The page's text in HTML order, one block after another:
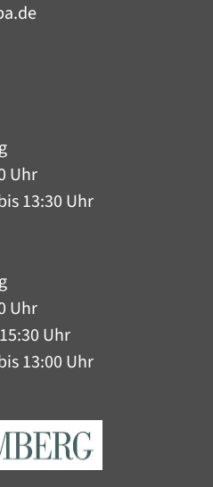
Uhr
13:30 Uhr
Uhr
Uhr
13:00 Uhr